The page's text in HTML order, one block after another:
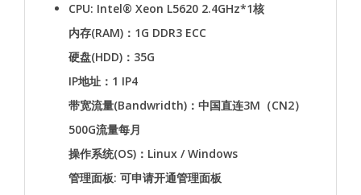
CPU: Intel® Xeon L5620 2.4GHz*1核
内存(RAM)：1G DDR3 ECC
硬盘(HDD)：35G
IP地址：1 IP4
带宽流量(Bandwridth)：中国直连3M（CN2）
500G流量每月
操作系统(OS)：Linux / Windows
管理面板: 可申请开通管理面板